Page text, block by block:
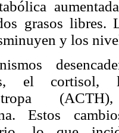
grasos libres.
y los
el
Estos